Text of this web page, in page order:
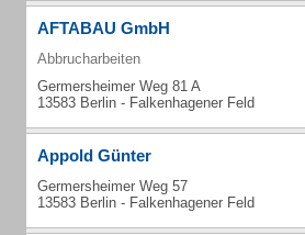
AFTABAU GmbH
Abbrucharbeiten
Germersheimer Weg 81 A
13583 Berlin - Falkenhagener Feld
Appold Günter
Germersheimer Weg 57
13583 Berlin - Falkenhagener Feld